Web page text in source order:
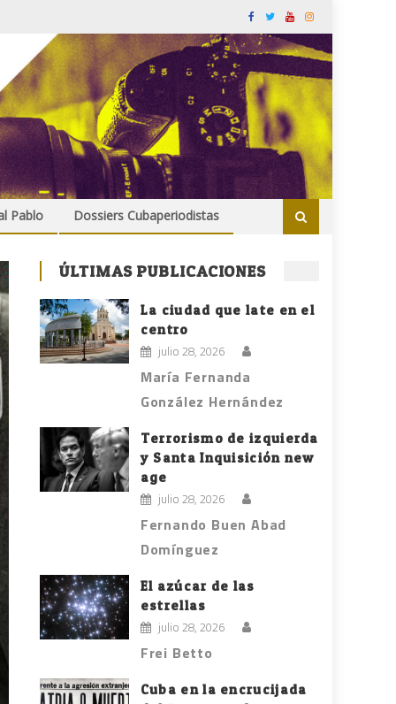
Pablo Dossiers Cubaperiodistas
ÚLTIMAS PUBLICACIONES
La ciudad que late en el
centro
julio 28, 2026
María Fernanda
González Hernández
Terrorismo de izquierda
y Santa Inquisición new
age
julio 28, 2026
Fernando Buen Abad
Domínguez
El azúcar de las
estrellas
julio 28, 2026
Frei Betto
Cuba en la encrucijada